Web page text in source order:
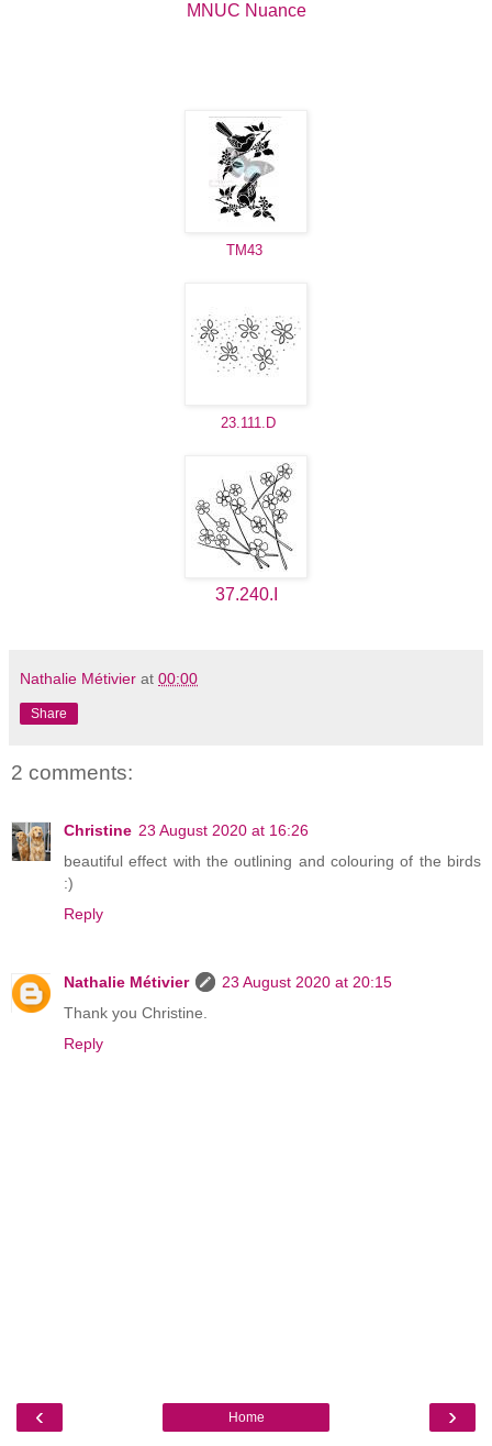
MNUC Nuance
TM43
23.111.D
37.240.I
Nathalie Métivier at 00:00
Share
2 comments:
Christine 23 August 2020 at 16:26
beautiful effect with the outlining and colouring of the birds
:)
Reply
Nathalie Métivier
23 August 2020 at 20:15
Thank you Christine.
Reply
‹ ›
Home